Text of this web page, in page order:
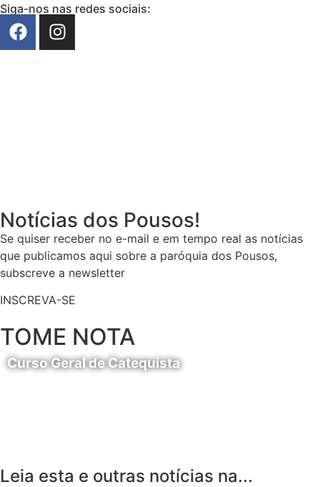
Siga-nos nas redes sociais:
Notícias dos Pousos!
Se quiser receber no e-mail e em tempo real as notícias
que publicamos aqui sobre a paróquia dos Pousos,
subscreve a newsletter
INSCREVA-SE
TOME NOTA
Curso Geral de Catequista
Leia esta e outras notícias na...